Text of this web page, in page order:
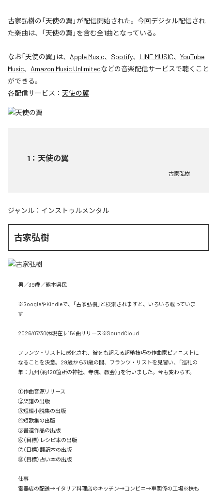
古家弘樹の「天使の翼」が配信開始された。今回デジタル配信され
た楽曲は、「天使の翼」を含む全1曲となっている。
なお「天使の翼 」は、 Apple Music、 Spotify、 LINE MUSIC、 YouTube
Music、 Amazon Music Unlimitedなどの音楽配信サービスで聴くこと
ができる。
各配信サービス： 天使の翼
1 ： 天使の翼
古家弘樹
ジャンル： インストゥルメンタル
古家弘樹
男／39歳／熊本県民
※GoogleやKindleで、「古家弘樹」と検索されますと、いろいろ載っていま
す
2026/07/30㈭現在♭154曲リリース※SoundCloud
フランツ・リストに感化され、彼をも超える超絶技巧の作曲家ピアニストに
なることを決意。29歳から31歳の間、フランツ・リストを見習い、「巡礼の
年：九州（約120箇所の神社、寺院、教会）」を行いました。今も変わらず。
①作曲音源リリース
②楽譜の出版
③短編小説集の出版
④短歌集の出版
⑤書道作品の出版
⑥（目標）レシピ本の出版
⑦（目標）翻訳本の出版
⑧（目標）占い本の出版
仕事
電器店の配送→イタリア料理店のキッチン→コンビニ→車関係の工場※株も